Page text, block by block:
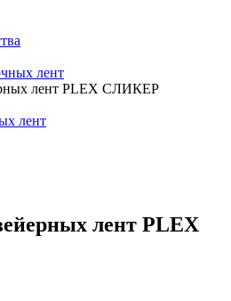
лент
лент PLEX СЛИКЕР
лент
лент PLEX